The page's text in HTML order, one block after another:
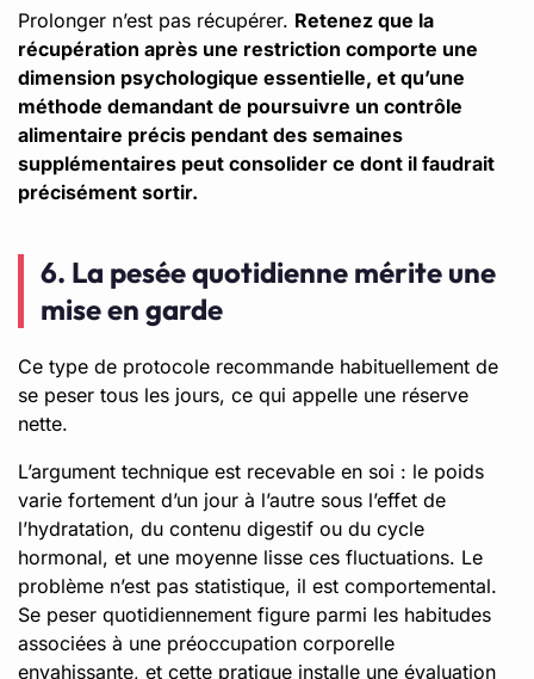
Prolonger n’est pas récupérer. Retenez que la
récupération après une restriction comporte une
dimension psychologique essentielle, et qu’une
méthode demandant de poursuivre un contrôle
alimentaire précis pendant des semaines
supplémentaires peut consolider ce dont il faudrait
précisément sortir.
6. La pesée quotidienne mérite une
mise en garde
Ce type de protocole recommande habituellement de
se peser tous les jours, ce qui appelle une réserve
nette.
L’argument technique est recevable en soi : le poids
varie fortement d’un jour à l’autre sous l’effet de
l’hydratation, du contenu digestif ou du cycle
hormonal, et une moyenne lisse ces fluctuations. Le
problème n’est pas statistique, il est comportemental.
Se peser quotidiennement figure parmi les habitudes
associées à une préoccupation corporelle
envahissante, et cette pratique installe une évaluation